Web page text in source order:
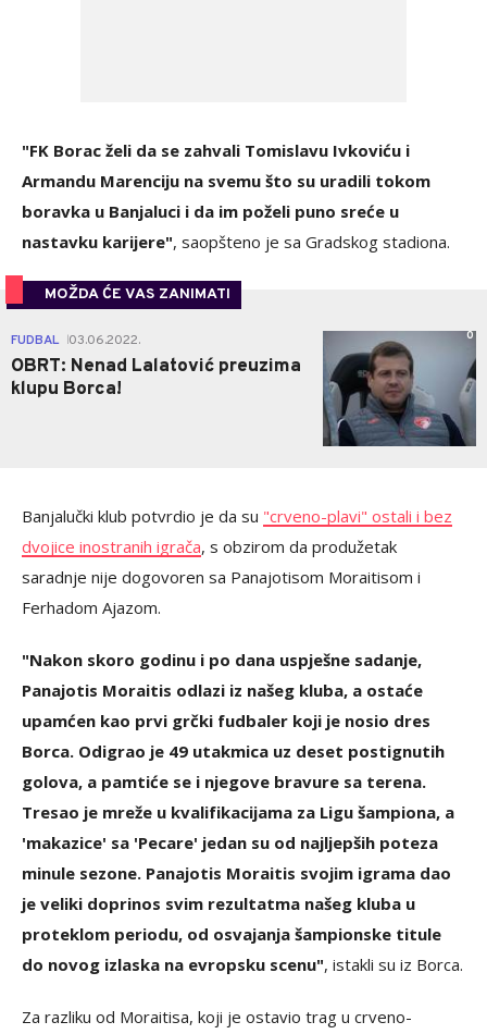
"FK Borac želi da se zahvali Tomislavu Ivkoviću i
Armandu Marenciju na svemu što su uradili tokom
boravka u Banjaluci i da im poželi puno sreće u
nastavku karijere", saopšteno je sa Gradskog stadiona.
MOŽDA ĆE VAS ZANIMATI
FUDBAL 03.06.2022.
OBRT: Nenad Lalatović preuzima
klupu Borca!
0
Banjalučki klub potvrdio je da su "crveno-plavi" ostali i bez
dvojice inostranih igrača, s obzirom da produžetak
saradnje nije dogovoren sa Panajotisom Moraitisom i
Ferhadom Ajazom.
"Nakon skoro godinu i po dana uspješne sadanje,
Panajotis Moraitis odlazi iz našeg kluba, a ostaće
upamćen kao prvi grčki fudbaler koji je nosio dres
Borca. Odigrao je 49 utakmica uz deset postignutih
golova, a pamtiće se i njegove bravure sa terena.
Tresao je mreže u kvalifikacijama za Ligu šampiona, a
'makazice' sa 'Pecare' jedan su od najljepših poteza
minule sezone. Panajotis Moraitis svojim igrama dao
je veliki doprinos svim rezultatma našeg kluba u
proteklom periodu, od osvajanja šampionske titule
do novog izlaska na evropsku scenu", istakli su iz Borca.
Za razliku od Moraitisa, koji je ostavio trag u crveno-